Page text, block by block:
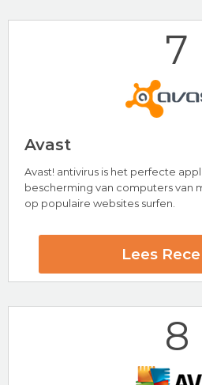
Bezoek nu
Hoogtepunten
24/7 klantenservice
Norton Beoordeling
7
Avast
Avast! antivirus is het perfecte
bescherming van computers van
op populaire websites surfen.
Lees
8